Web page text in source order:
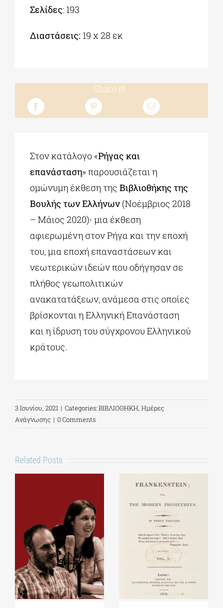
Σελίδες: 193
Διαστάσεις: 19 x 28 εκ
Share it!
Στον κατάλογο «Ρήγας και
επανάσταση» παρουσιάζεται η
ομώνυμη έκθεση της Βιβλιοθήκης της
Βουλής των Ελλήνων(Νοέμβριος 2018
– Μάιος 2020)∙ μια έκθεση
αφιερωμένη στον Ρήγα και την εποχή
του, μια εποχή επαναστάσεων και
νεωτερικών ιδεών που οδήγησαν σε
πλήθος γεωπολιτικών
ανακατατάξεων, ανάμεσα στις οποίες
βρίσκονται η Ελληνική Επανάσταση
και η ίδρυση του σύγχρονου Ελληνικού
κράτους.
3 Ιουνίου, 2021 | Categories:ΒΙΒΛΙΟΘΗΚΗ, Ημέρες
Ανάγνωσης | 0 Comments
Related Posts